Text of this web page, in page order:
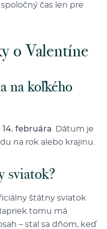
čas len pre
o Valentíne
na koľkého
14. februára . Dátum je
na rok alebo krajinu.
sviatok?
štátny sviatok
tomu má
– stal sa dňom, keď